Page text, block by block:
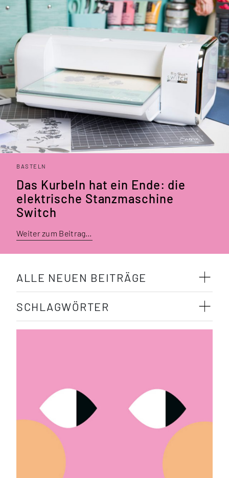
BASTELN
Das Kurbeln hat ein Ende: die
elek­trische Stanz­maschine
Switch
Weiter zum Beitrag…
ALLE NEUEN BEITRÄGE
SCHLAGWÖRTER